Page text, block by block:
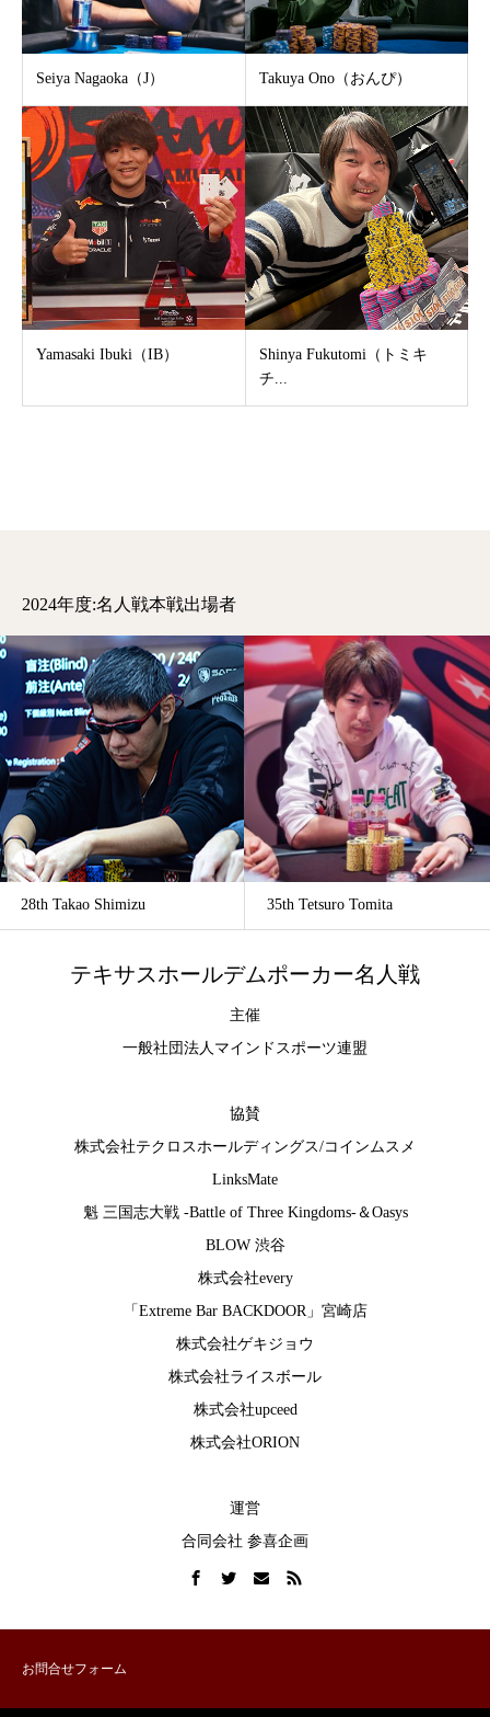
Seiya Nagaoka（J） Takuya Ono（おんぴ）
Yamasaki Ibuki（IB）
Shinya Fukutomi（トミキ
チ...
2024年度:名人戦本戦出場者
28th Takao Shimizu 35th Tetsuro Tomita
テキサスホールデムポーカー名人戦
主催
一般社団法人マインドスポーツ連盟
協賛
株式会社テクロスホールディングス/コインムスメ
LinksMate
魁 三国志大戦 -Battle of Three Kingdoms-＆Oasys
BLOW 渋谷
株式会社every
「Extreme Bar BACKDOOR」宮崎店
株式会社ゲキジョウ
株式会社ライスボール
株式会社upceed
株式会社ORION
運営
合同会社 参喜企画
お問合せフォーム